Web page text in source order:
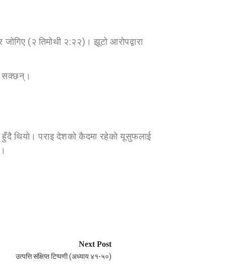
(२ तिमोथी २:२२)। झूटो आरोपद्वारा
सक्छन्।
थियो। पराइ देशको कैदमा रहेको यूसुफलाई
Next Post
उत्पत्ति संक्षिप्त टिप्पणी (अध्याय ४१-५०)